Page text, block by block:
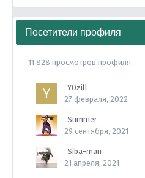
Посетители профиля
11 828 просмотров профиля
Y0zill
27 февраля, 2022
Summer
29 сентября, 2021
Siba-man
21 апреля, 2021